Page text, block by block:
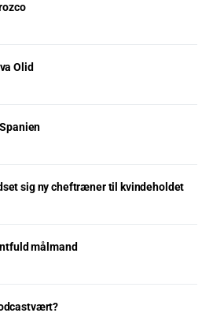
Olid
sig ny cheftræner til kvindeholdet
målmand